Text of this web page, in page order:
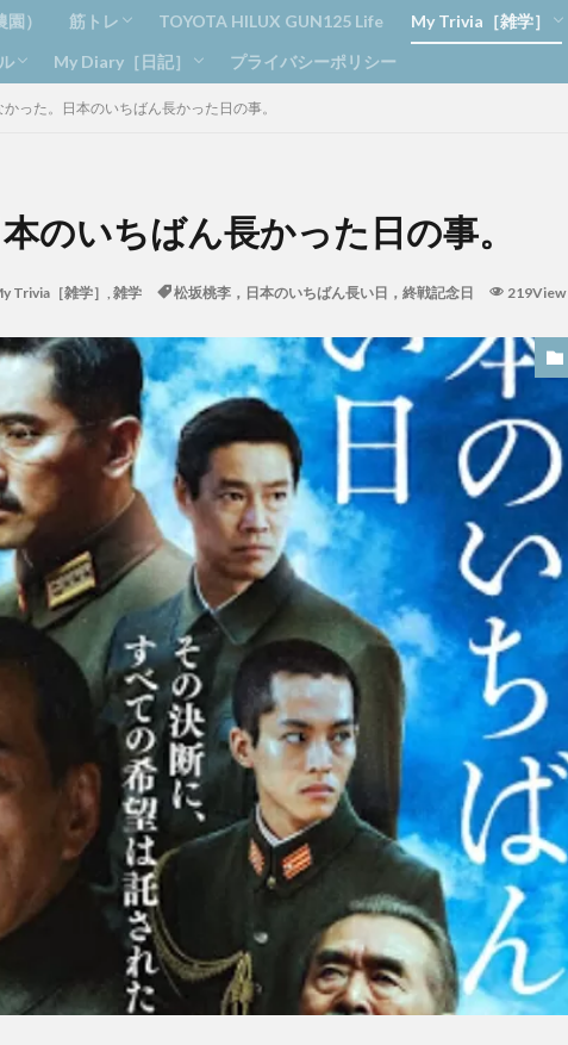
） 筋トレ
ジムトレーニング
ランニング
ボディーメンテナンス
TOYOTA HILUX GUN125 Life My Trivia［雑学］
ビーンズ
My Diary［日記］
日記
おすすめ
カニヘンダックス アフロ
プライバシーポリシー
かった。日本のいちばん長かった日の事。
のいちばん長かった日の事。
Trivia［雑学］ , 雑学 松坂桃李，日本のいちばん長い日，終戦記念日
219View